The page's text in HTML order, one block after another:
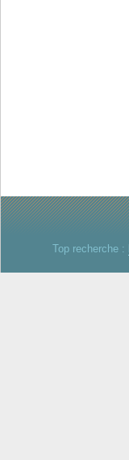
Top recherche :